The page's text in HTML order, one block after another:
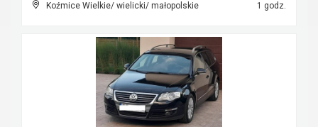
Koźmice Wielkie/ wielicki/ małopolskie 1 godz.